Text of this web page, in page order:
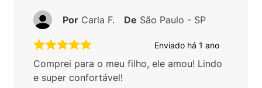
Enviado há 1 ano
Comprei para o meu filho, ele amou! Lindo
e super confortável!
Por Carla F. De São Paulo - SP